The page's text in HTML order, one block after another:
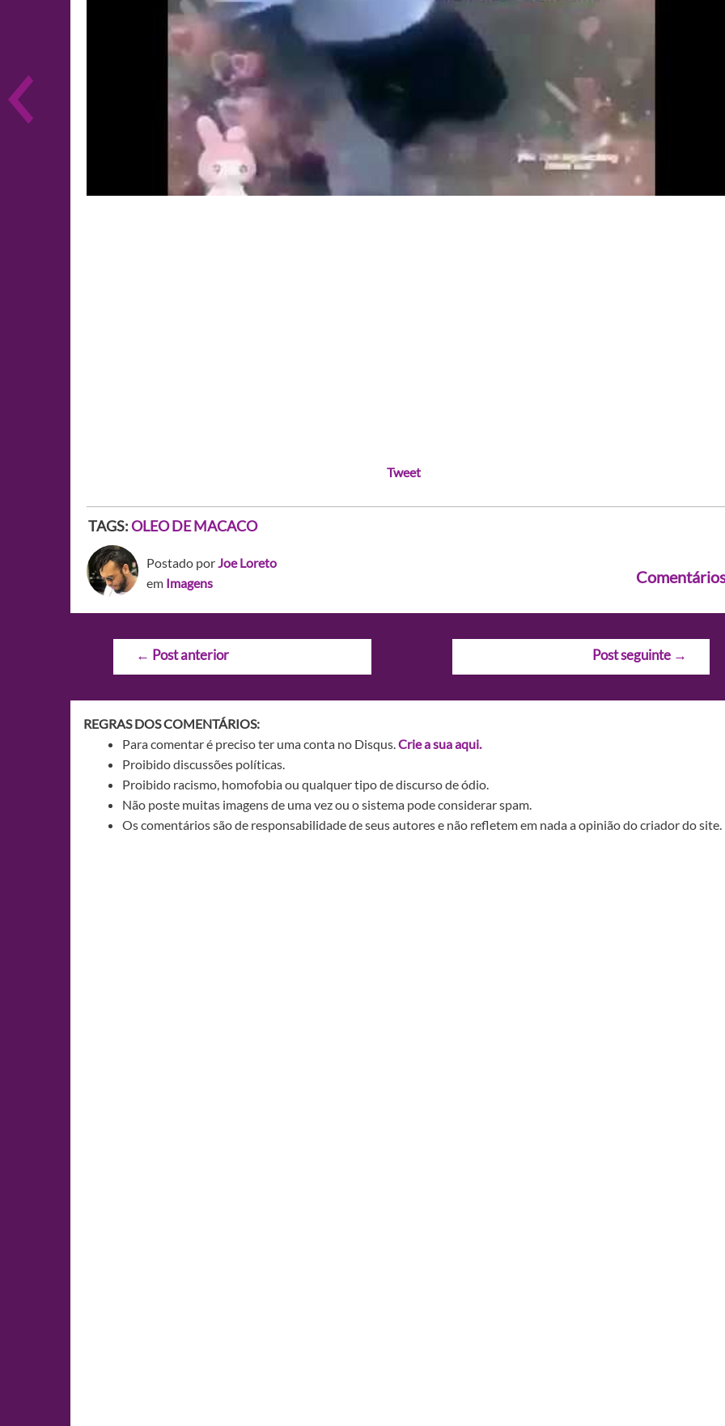
Tweet
TAGS:OLEO DE MACACO
Postado porJoe Loreto
em Imagens
Navegação
← Post anterior Post seguinte →
REGRAS DOS COMENTÁRIOS:
Para comentar é preciso ter uma conta no Disqus.Crie a sua aqui.
Proibido discussões políticas.
Proibido racismo, homofobia ou qualquer tipo de discurso de ódio.
Não poste muitas imagens de uma vez ou o sistema pode considerar spam.
Os comentários são de responsabilidade de seus autores e não refletem em nada a opinião do criador do site.